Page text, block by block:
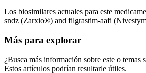
Los biosimilares actuales para este
sndz (Zarxio®) and filgrastim-aafi
Más para explorar
¿Busca más información sobre este o temas
Estos artículos podrían resultarle útiles.